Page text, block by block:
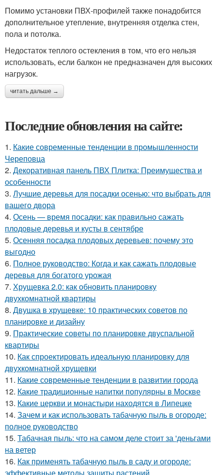
Помимо установки ПВХ-профилей также понадобится
дополнительное утепление, внутренняя отделка стен,
пола и потолка.
Недостаток теплого остекления в том, что его нельзя
использовать, если балкон не предназначен для высоких
нагрузок.
читать дальше →
Последние обновления на сайте:
1. Какие современные тенденции в промышленности
Череповца
2. Декоративная панель ПВХ Плитка: Преимущества и
особенности
3. Лучшие деревья для посадки осенью: что выбрать для
вашего двора
4. Осень — время посадки: как правильно сажать
плодовые деревья и кусты в сентябре
5. Осенняя посадка плодовых деревьев: почему это
выгодно
6. Полное руководство: Когда и как сажать плодовые
деревья для богатого урожая
7. Хрущевка 2.0: как обновить планировку
двухкомнатной квартиры
8. Двушка в хрущевке: 10 практических советов по
планировке и дизайну
9. Практические советы по планировке двуспальной
квартиры
10. Как спроектировать идеальную планировку для
двухкомнатной хрущевки
11. Какие современные тенденции в развитии города
12. Какие традиционные напитки популярны в Москве
13. Какие церкви и монастыри находятся в Липецке
14. Зачем и как использовать табачную пыль в огороде:
полное руководство
15. Табачная пыль: что на самом деле стоит за 'деньгами
на ветер
16. Как применять табачную пыль в саду и огороде:
эффективные методы защиты растений